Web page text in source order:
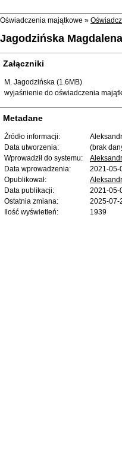
Oświadczenia majątkowe »
Jagodzińska
Załączniki
M. Jagodzińska (1.6MB)
wyjaśnienie do oświadczenia
Metadane
Źródło informacji:
Data utworzenia:
(brak
Wprowadził do systemu:
Data wprowadzenia:
2021-05-
Opublikował:
Data publikacji:
2021-05-
Ostatnia zmiana:
2025-07-
Ilość wyświetleń:
1939